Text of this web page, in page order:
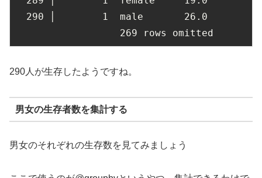
290
1
  male
26.0
269 rows omitted
290人が生存したようですね。
男女の生存者数を集計する
男女のそれぞれの生存数を見てみましょう